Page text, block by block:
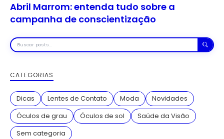
Abril Marrom: entenda tudo sobre a
campanha de conscientização
Buscar
posts
CATEGORIAS
Dicas Lentes de Contato Moda
Novidades
Óculos de grau
Óculos de sol
Saúde da Visão
Sem categoria